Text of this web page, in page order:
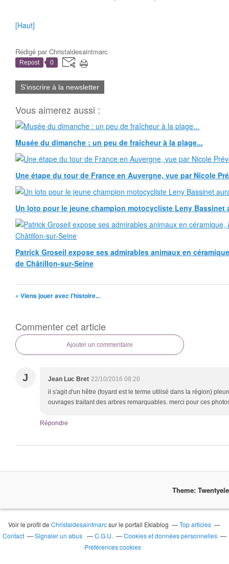
[Haut]
Rédigé parChristaldesaintmarc
Repost 0
S'inscrire à la newsletter
Vous aimerez aussi :
Musée du dimanche : un peu de fraîcheur à la plage...
Une étape du tour de France en Auvergne, vue par Nicole
Un loto pour le jeune champion motocycliste Leny Bassinet
Patrick Groseil expose ses admirables animaux en
de Châtillon-sur-Seine
« Viens jouer avec l'histoire...
Commenter cet article
Ajouter un commentaire
J Jean Luc Bret 22/10/2016 08:20
il s'agit d'un hêtre (foyard est le terme utilisé dans la région)
ouvrages traitant des arbres remarquables. merci pour ces
Répondre
Theme:
Voir le profil deChristaldesaintmarcsur le portail Eklablog
Top articles
Contact
Signaler un abus C.G.U.
Cookies et données personnelles
Préférences cookies